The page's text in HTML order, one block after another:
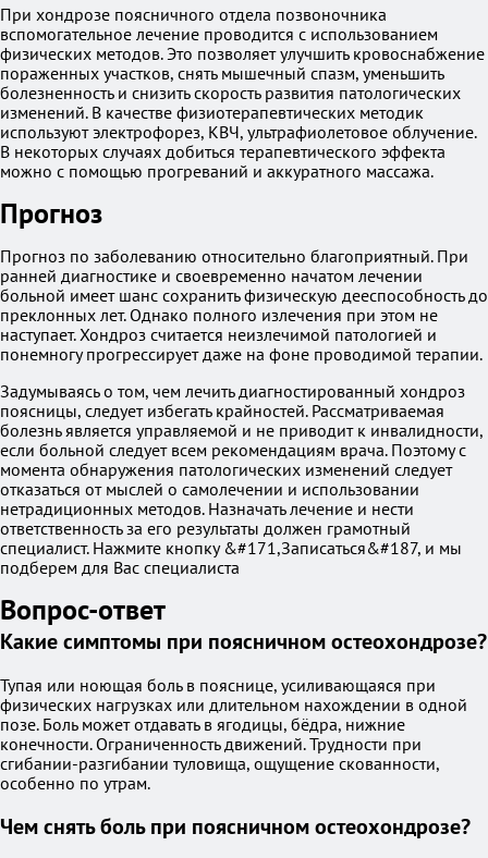
При хондрозе поясничного отдела позвоночника
вспомогательное лечение проводится с использованием
физических методов. Это позволяет улучшить кровоснабжение
пораженных участков, снять мышечный спазм, уменьшить
болезненность и снизить скорость развития патологических
изменений. В качестве физиотерапевтических методик
используют электрофорез, КВЧ, ультрафиолетовое облучение.
В некоторых случаях добиться терапевтического эффекта
можно с помощью прогреваний и аккуратного массажа.
Прогноз
Прогноз по заболеванию относительно благоприятный. При
ранней диагностике и своевременно начатом лечении
больной имеет шанс сохранить физическую дееспособность до
преклонных лет. Однако полного излечения при этом не
наступает. Хондроз считается неизлечимой патологией и
понемногу прогрессирует даже на фоне проводимой терапии.
Задумываясь о том, чем лечить диагностированный хондроз
поясницы, следует избегать крайностей. Рассматриваемая
болезнь является управляемой и не приводит к инвалидности,
если больной следует всем рекомендациям врача. Поэтому с
момента обнаружения патологических изменений следует
отказаться от мыслей о самолечении и использовании
нетрадиционных методов. Назначать лечение и нести
ответственность за его результаты должен грамотный
специалист. Нажмите кнопку &#171,Записаться&#187, и мы
подберем для Вас специалиста
Вопрос-ответ
Какие симптомы при поясничном остеохондрозе?
Тупая или ноющая боль в пояснице, усиливающаяся при
физических нагрузках или длительном нахождении в одной
позе. Боль может отдавать в ягодицы, бёдра, нижние
конечности. Ограниченность движений. Трудности при
сгибании-разгибании туловища, ощущение скованности,
особенно по утрам.
Чем снять боль при поясничном остеохондрозе?